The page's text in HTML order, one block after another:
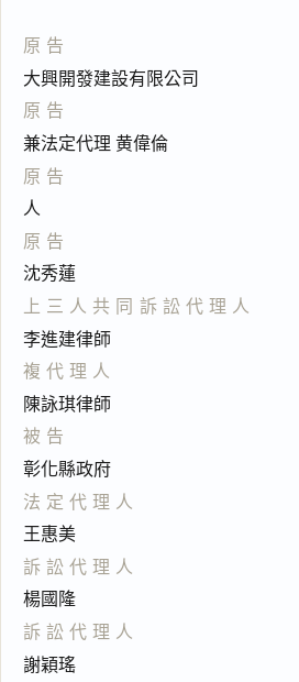
原告
大興開發建設有限公司
原告
兼法定代理 黄偉倫
原告
人
原告
沈秀蓮
上三人共同訴訟代理人
李進建律師
複代理人
陳詠琪律師
被告
彰化縣政府
法定代理人
王惠美
訴訟代理人
楊國隆
訴訟代理人
謝穎瑤